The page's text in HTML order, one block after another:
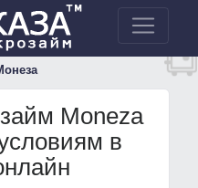
Moneza
в